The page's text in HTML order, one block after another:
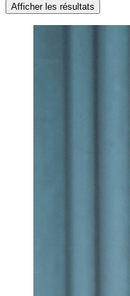
Afficher les résultats